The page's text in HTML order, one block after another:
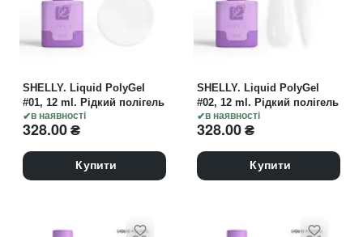
в наявності
SHELLY. Liquid PolyGel
#01, 12 ml. Рідкий полігель
328.00₴
Купити
в наявності
SHELLY. Liquid PolyGel
#02, 12 ml. Рідкий полігель
328.00₴
Купити